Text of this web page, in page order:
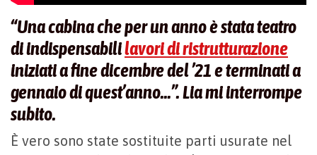
“Una cabina che per un anno è stata teatro
di indispensabililavori di ristrutturazione
iniziati a fine dicembre del ’21 e terminati a
gennaio di quest’anno…”. Lia mi interrompe
subito.
È vero sono state sostituite parti usurate nel